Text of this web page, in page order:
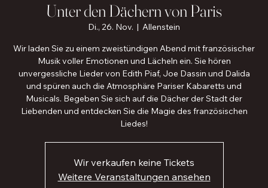
Unter den Dächern von Paris
Di., 26. Nov.
  |
Allenstein
Wir laden Sie zu einem zweistündigen Abend mit französischer
Musik voller Emotionen und Lächeln ein. Sie hören
unvergessliche Lieder von Edith Piaf, Joe Dassin und Dalida
und spüren auch die Atmosphäre Pariser Kabaretts und
Musicals. Begeben Sie sich auf die Dächer der Stadt der
Liebenden und entdecken Sie die Magie des französischen
Liedes!
Wir verkaufen keine Tickets
Weitere Veranstaltungen ansehen